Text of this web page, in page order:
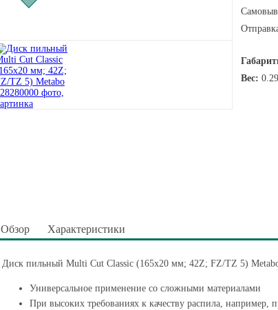
Вес:
Обзор Характеристики
Диск пильный Multi Cut Classic (165x20 мм; 42Z; FZ/TZ 5)
Универсальное применение со сложными материалами
При высоких требованиях к качеству распила,